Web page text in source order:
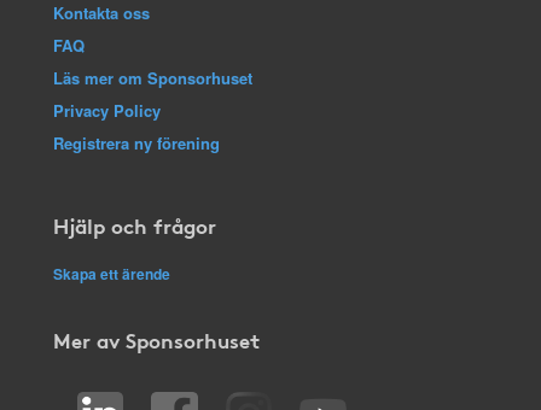
Kontakta oss
FAQ
Läs mer om Sponsorhuset
Privacy Policy
Registrera ny förening
Hjälp och frågor
Skapa ett ärende
Mer av Sponsorhuset